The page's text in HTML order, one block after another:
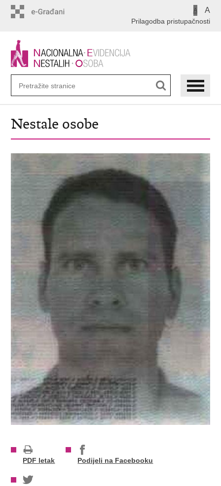
A A
Prilagodba pristupačnosti
Nestale osobe
PDF letak Podijeli na Facebooku